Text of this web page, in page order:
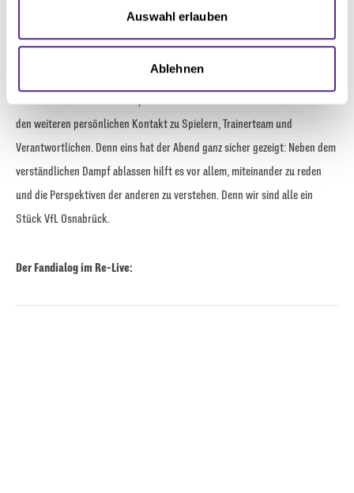
analysieren. Außerdem geben wir Informationen zu Ihrer
Verwendung unserer Website an unsere Partner für
soziale Medien, Werbung und Analysen weiter. Unsere
Partner führen diese Informationen möglicherweise mit
weiteren Daten zusammen, die Sie ihnen bereitgestellt
haben oder die sie im Rahmen Ihrer Nutzung der Dienste
gesammelt haben.
Auswahl erlauben
Ablehnen
gemeinsam aus dieser Scheiße rauskommen.“
den weiteren persönlichen Kontakt zu Spielern, Trainerteam und
Verantwortlichen. Denn eins hat der Abend ganz sicher gezeigt: Neben dem
verständlichen Dampf ablassen hilft es vor allem, miteinander zu reden
und die Perspektiven der anderen zu verstehen. Denn wir sind alle ein
Stück VfL Osnabrück.
Der Fandialog im Re-Live: